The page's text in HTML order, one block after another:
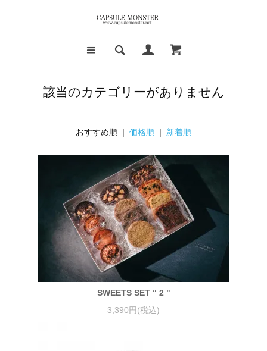
該当のカテゴリーがありません
おすすめ順 | 価格順 | 新着順
SWEETS SET “ 2 "
3,390円(税込)